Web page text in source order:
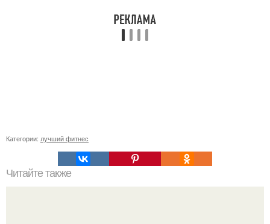
Категории: лучший фитнес
Читайте также